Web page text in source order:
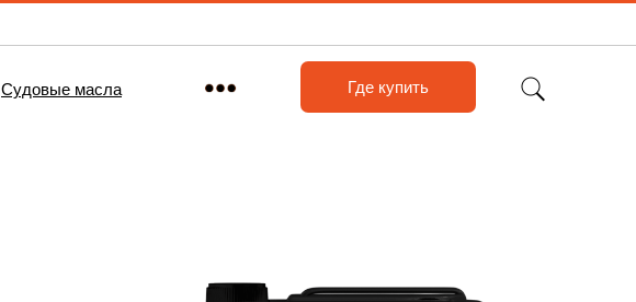
Судовые масла Где купить